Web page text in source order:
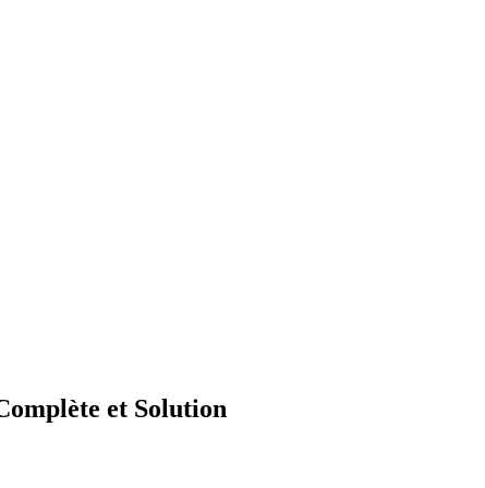
et Solution